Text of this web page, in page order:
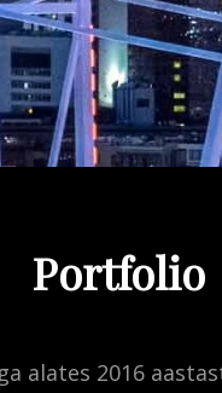
Portfolio
alates 2016